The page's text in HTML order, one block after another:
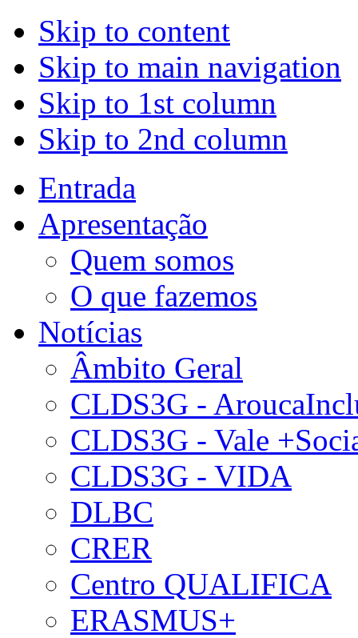
Skip to content
Skip to main navigation
Skip to 1st column
Skip to 2nd column
Entrada
Apresentação
Quem somos
O que fazemos
Notícias
Âmbito Geral
CLDS3G -
CLDS3G - Vale
CLDS3G - VIDA
DLBC
CRER
Centro QUALIFICA
ERASMUS+